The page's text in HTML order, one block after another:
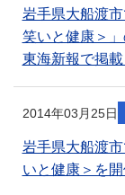
岩手県大船渡
笑いと健康＞
東海新報で掲載
2014年03月25日
岩手県大船渡
いと健康＞を
新規ウィンドウ